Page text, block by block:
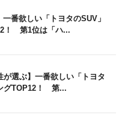
一番欲しい「トヨタのSUV」
！ 第1位は「ハ...
が選ぶ】一番欲しい「トヨタ
グTOP12！ 第...